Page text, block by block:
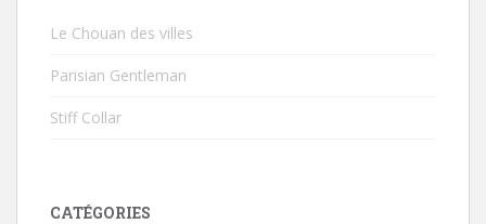
Le Chouan des villes
Parisian Gentleman
Stiff Collar
CATÉGORIES